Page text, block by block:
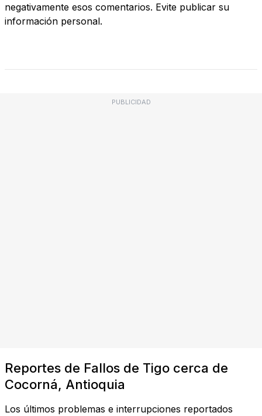
negativamente esos comentarios. Evite publicar su
información personal.
PUBLICIDAD
Reportes de Fallos de Tigo cerca de
Cocorná, Antioquia
Los últimos problemas e interrupciones reportados